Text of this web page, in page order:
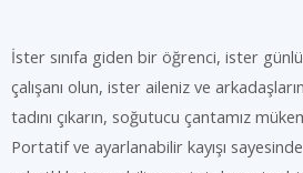
İster sınıfa giden bir öğrenci, ister
çalışanı olun, ister aileniz ve
tadını çıkarın, soğutucu çantamız
Portatif ve ayarlanabilir kayışı